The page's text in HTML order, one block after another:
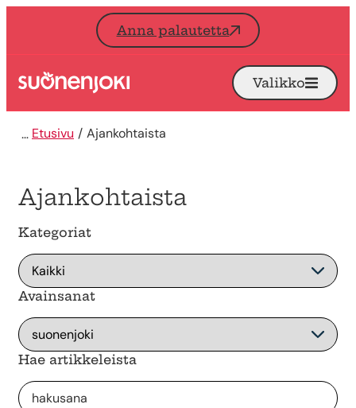
Siirry sisältöön
Anna palautetta
Etusivu Avaa
Valikko
Etusivu Ajankohtaista
Ajankohtaista
Kategoriat
Avainsanat
Hae artikkeleista